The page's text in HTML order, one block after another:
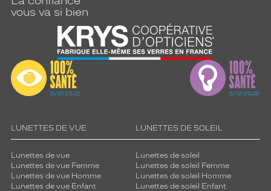
vous va si bien
LUNETTES DE VUE
Lunettes de vue
Lunettes de vue Femme
Lunettes de vue Homme
Lunettes de vue Enfant
LUNETTES DE SOLEIL
Lunettes de soleil
Lunettes de soleil Femme
Lunettes de soleil Homme
Lunettes de soleil Enfant